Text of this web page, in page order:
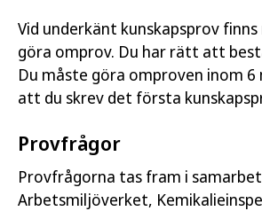
Vid underkänt kunskapsprov
göra omprov. Du har rätt att
Du måste göra omproven inom
att du skrev det första
Provfrågor
Provfrågorna tas fram i
Arbetsmiljöverket,